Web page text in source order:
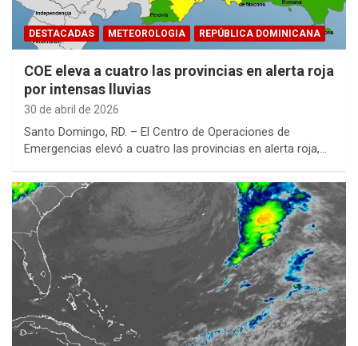
DESTACADAS METEOROLOGIA REPÚBLICA DOMINICANA
COE eleva a cuatro las provincias en alerta roja
por intensas lluvias
30 de abril de 2026
Santo Domingo, RD. – El Centro de Operaciones de
Emergencias elevó a cuatro las provincias en alerta roja,…